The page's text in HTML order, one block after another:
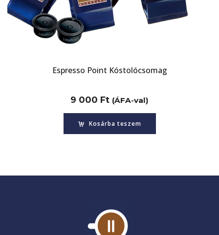
Espresso Point Kóstolócsomag
9 000 Ft (ÁFA-val)
Kosárba teszem